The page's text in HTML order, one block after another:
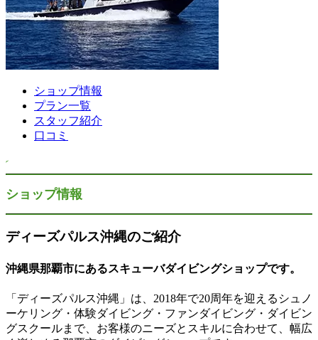
ショップ情報
プラン一覧
スタッフ紹介
口コミ
ショップ情報
ディーズパルス沖縄のご紹介
沖縄県那覇市にあるスキューバダイビングショップです。
「ディーズパルス沖縄」は、2018年で20周年を迎えるシュノ
ーケリング・体験ダイビング・ファンダイビング・ダイビン
グスクールまで、お客様のニーズとスキルに合わせて、幅広